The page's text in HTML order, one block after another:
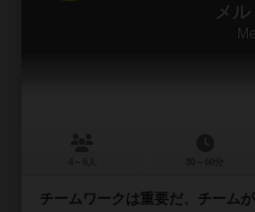
メ
チームワークは重要だ、チーム